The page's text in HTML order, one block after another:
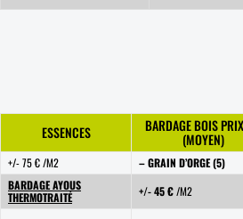
ESSENCES BARDAGE BOIS
(MOYEN)
+/- 75 € /M2
– GRAIN D’ORGE (5)
BARDAGE AYOUS
THERMOTRAITÉ
+/- 45 €/M2